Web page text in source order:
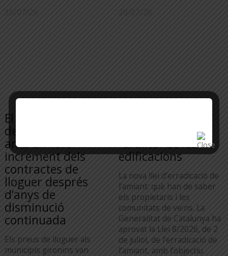
30/07/26
El primer trimestre
de l’any va tancar
amb un fort
increment dels
contractes de
lloguer després
d’anys de
disminució
continuada
Els preus de lloguer als
municipis gironins van
20/07/26
d’eliminació de la
“uralita” de les
edificacions
La nova llei d’erradicació de
l’amiant: què han de saber
els propietaris i les
comunitats de veïns. La
Generalitat de Catalunya ha
aprovat la Llei 8/2026, de 2
de juliol, de l’erradicació de
l’amiant, amb l’objectiu